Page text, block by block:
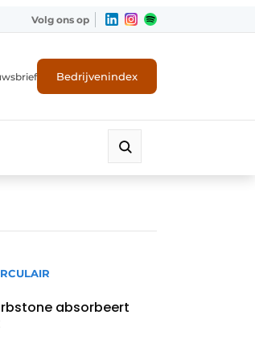
Volg ons op
Bedrijvenindex
absorbeert